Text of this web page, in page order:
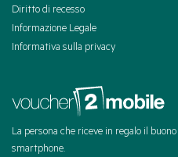
Diritto di recesso
Informazione Legale
Informativa sulla privacy
La persona che riceve in regalo il
smartphone.